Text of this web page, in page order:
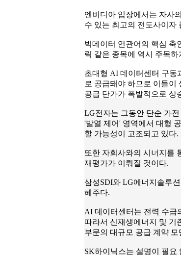
엔비디아 입장에서는 자사
수 있는 최고의 전도사이자
빅데이터 연관어의 핵심 축
릭 같은 종목에 역시 주목하
초대형 AI 데이터센터 구동
로 공급돼야 하므로 이들이
공급 단가가 폭발적으로 상
LG전자는 그동안 단순 가
'발열 제어' 영역에서 대형
할 가능성이 고조되고 있다.
또한 자회사와의 시너지를
재평가가 이뤄질 것이다.
삼성SDI와 LG에너지솔루
혜주다.
AI 데이터센터는 전력 수급
따라서 신재생에너지 및 기
부문의 대규모 공급 계약
SK하이닉스는 설명이 필요